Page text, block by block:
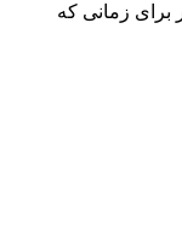
برای زمانی که